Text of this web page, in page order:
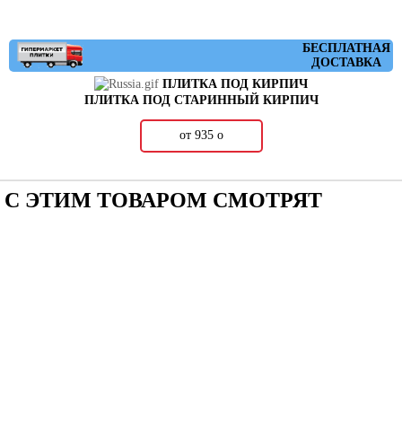
БЕСПЛАТНАЯ
ДОСТАВКА
ПЛИТКА ПОД КИРПИЧ
ПЛИТКА ПОД СТАРИННЫЙ КИРПИЧ
от 935 о
С ЭТИМ ТОВАРОМ СМОТРЯТ